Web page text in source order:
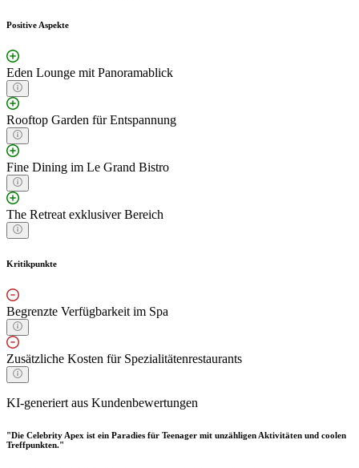
Positive Aspekte
Eden Lounge mit Panoramablick
Rooftop Garden für Entspannung
Fine Dining im Le Grand Bistro
The Retreat exklusiver Bereich
Kritikpunkte
Begrenzte Verfügbarkeit im Spa
Zusätzliche Kosten für Spezialitätenrestaurants
KI-generiert aus Kundenbewertungen
"Die Celebrity Apex ist ein Paradies für Teenager mit unzähligen Aktivitäten und coolen
Treffpunkten."